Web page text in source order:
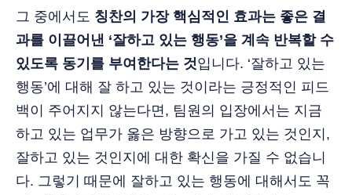
그 중에서도 칭찬의 가장 핵심적인 효과는 좋은 결
과를 이끌어낸 ‘잘하고 있는 행동’을 계속 반복할 수
있도록 동기를 부여한다는 것입니다. ‘잘하고 있는
행동’에 대해 잘 하고 있는 것이라는 긍정적인 피드
백이 주어지지 않는다면, 팀원의 입장에서는 지금
하고 있는 업무가 옳은 방향으로 가고 있는 것인지,
잘하고 있는 것인지에 대한 확신을 가질 수 없습니
다. 그렇기 때문에 잘하고 있는 행동에 대해서도 꼭